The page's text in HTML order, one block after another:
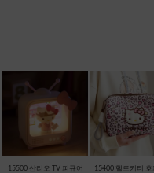
15500 산리오 TV 피규어
15400 헬로키티 호